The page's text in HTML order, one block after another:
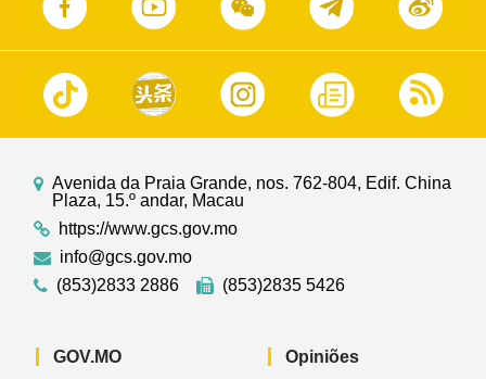
Avenida da Praia Grande, nos. 762-804, Edif. China
Plaza, 15.º andar, Macau
https://www.gcs.gov.mo
info@gcs.gov.mo
(853)2833 2886
(853)2835 5426
GOV.MO Opiniões